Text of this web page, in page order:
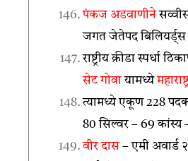
पंकज अडवाणीने
जगत जेतेपद बिलियर्ड्स
राष्ट्रीय क्रीडा स्पर्धा
सेट गोवायामध्ये
त्यामध्ये एकूण 228
80 सिल्वर – 69 कांस्य
वीर दास – एमी अवार्ड